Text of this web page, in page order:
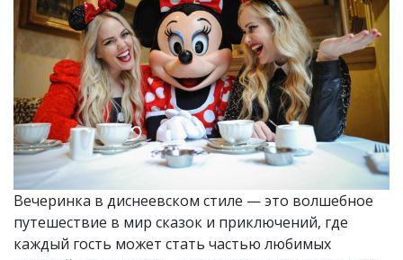
Вечеринка в диснеевском стиле — это волшебное
путешествие в мир сказок и приключений, где
каждый гость может стать частью любимых